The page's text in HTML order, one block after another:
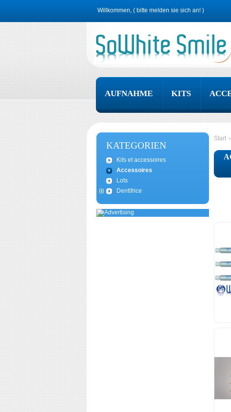
Willkommen, ( bitte melden sie sich an! )
AUFNAHME KITS
KATEGORIEN
Kits et accessoires
Accessoires
Lots
Dentifrice
Start >